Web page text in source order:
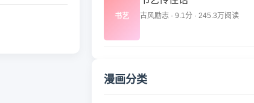
书艺 古风励志 · 9.1分 · 245.3万阅读
漫画分类